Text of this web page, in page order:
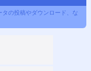
の投稿やダウンロード、な